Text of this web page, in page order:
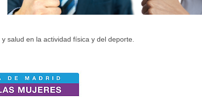
salud en la actividad física y del deporte.